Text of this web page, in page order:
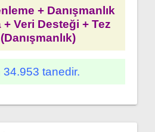
+ Danışmanlık
Veri Desteği + Tez
34.953 tanedir.